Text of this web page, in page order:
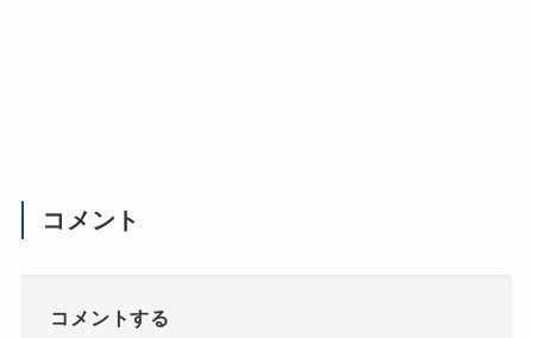
コメント
コメントする